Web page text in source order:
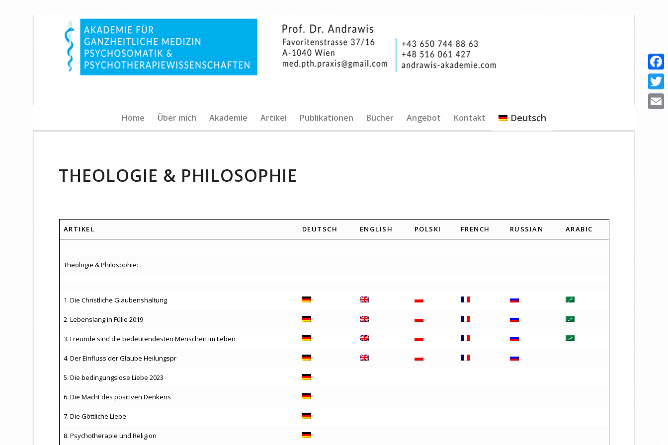
Home Über mich Akademie Artikel Publikationen Bücher Angebot Kontakt Deutsch
THEOLOGIE & PHILOSOPHIE
ARTIKEL DEUTSCH ENGLISH POLSKI FRENCH RUSSIAN ARABIC
Theologie & Philosophie:
1. Die Christliche Glaubenshaltung
2. Lebenslang in Fülle 2019
3. Freunde sind die bedeutendesten Menschen im Leben
4. Der Einfluss der Glaube Heilungspr
5. Die bedingungslose Liebe 2023
6. Die Macht des positiven Denkens
7. Die Göttliche Liebe
8. Psychotherapie und Religion